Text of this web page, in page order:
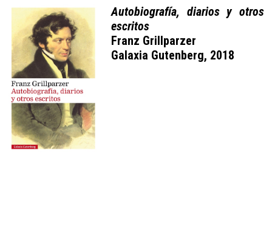
Autobiografía, diarios y otros
escritos
Franz Grillparzer
Galaxia Gutenberg, 2018